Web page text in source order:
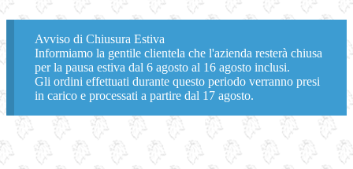
Avviso di Chiusura Estiva
Informiamo la gentile clientela che l'azienda resterà chiusa
per la pausa estiva dal 6 agosto al 16 agosto inclusi.
Gli ordini effettuati durante questo periodo verranno presi
in carico e processati a partire dal 17 agosto.